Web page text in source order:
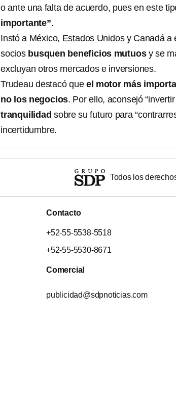
o ante una falta de acuerdo, pues en este
importante”.
Instó a México, Estados Unidos y Canadá
socios busquen beneficios mutuos y se
excluyan otros mercados e inversiones.
Trudeau destacó que el motor más
no los negocios. Por ello, aconsejó
tranquilidad sobre su futuro para
incertidumbre.
Todos los
Contacto
+52-55-5538-5518
+52-55-5530-8671
Comercial
publicidad@sdpnoticias.com